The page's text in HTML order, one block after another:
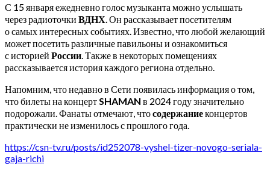
С 15 января ежедневно голос музыканта можно услышать
через радиоточки ВДНХ. Он рассказывает посетителям
о самых интересных событиях. Известно, что любой желающий
может посетить различные павильоны и ознакомиться
с историей России. Также в некоторых помещениях
рассказывается история каждого региона отдельно.
Напомним, что недавно в Сети появилась информация о том,
что билеты на концертSHAMAN в 2024 году значительно
подорожали. Фанаты отмечают, чтосодержаниеконцертов
практически не изменилось с прошлого года.
https://csn-tv.ru/posts/id252078-vyshel-tizer-novogo-seriala-
gaja-richi